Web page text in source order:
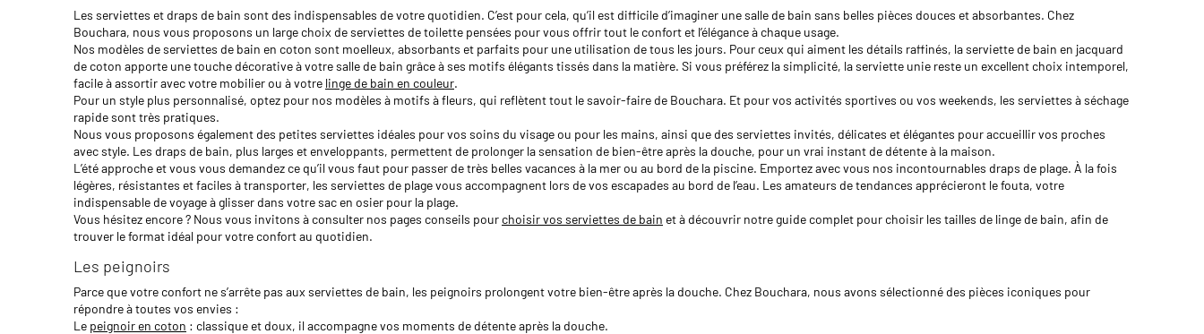
Les serviettes et draps de bain sont des indispensables de votre quotidien. C’est pour cela, qu’il est difficile d’imaginer une salle de bain sans belles pièces douces et absorbantes. Chez
Bouchara, nous vous proposons un large choix de serviettes de toilette pensées pour vous offrir tout le confort et l’élégance à chaque usage.
Nos modèles de serviettes de bain en coton sont moelleux, absorbants et parfaits pour une utilisation de tous les jours. Pour ceux qui aiment les détails raffinés, la serviette de bain en jacquard
de coton apporte une touche décorative à votre salle de bain grâce à ses motifs élégants tissés dans la matière. Si vous préférez la simplicité, la serviette unie reste un excellent choix intemporel,
facile à assortir avec votre mobilier ou à votre linge de bain en couleur.
Pour un style plus personnalisé, optez pour nos modèles à motifs à fleurs, qui reflètent tout le savoir-faire de Bouchara. Et pour vos activités sportives ou vos weekends, les serviettes à séchage
rapide sont très pratiques.
Nous vous proposons également des petites serviettes idéales pour vos soins du visage ou pour les mains, ainsi que des serviettes invités, délicates et élégantes pour accueillir vos proches
avec style. Les draps de bain, plus larges et enveloppants, permettent de prolonger la sensation de bien-être après la douche, pour un vrai instant de détente à la maison.
L’été approche et vous vous demandez ce qu’il vous faut pour passer de très belles vacances à la mer ou au bord de la piscine. Emportez avec vous nos incontournables draps de plage. À la fois
légères, résistantes et faciles à transporter, les serviettes de plage vous accompagnent lors de vos escapades au bord de l’eau. Les amateurs de tendances apprécieront le fouta, votre
indispensable de voyage à glisser dans votre sac en osier pour la plage.
Vous hésitez encore ? Nous vous invitons à consulter nos pages conseils pourchoisir vos serviettes de bain et à découvrir notre guide complet pour choisir les tailles de linge de bain, afin de
trouver le format idéal pour votre confort au quotidien.
Les peignoirs
Parce que votre confort ne s’arrête pas aux serviettes de bain, les peignoirs prolongent votre bien-être après la douche. Chez Bouchara, nous avons sélectionné des pièces iconiques pour
répondre à toutes vos envies :
Le peignoir en coton : classique et doux, il accompagne vos moments de détente après la douche.